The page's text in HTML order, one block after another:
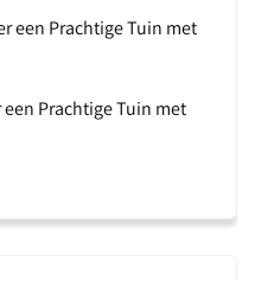
een Prachtige Tuin met
een Prachtige Tuin met